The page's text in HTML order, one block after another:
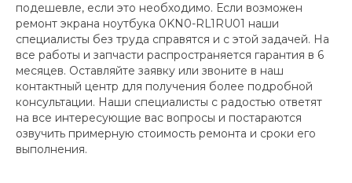
подешевле, если это необходимо. Если возможен
ремонт экрана ноутбука 0KN0-RL1RU01 наши
специалисты без труда справятся и с этой задачей. На
все работы и запчасти распространяется гарантия в 6
месяцев. Оставляйте заявку или звоните в наш
контактный центр для получения более подробной
консультации. Наши специалисты с радостью ответят
на все интересующие вас вопросы и постараются
озвучить примерную стоимость ремонта и сроки его
выполнения.